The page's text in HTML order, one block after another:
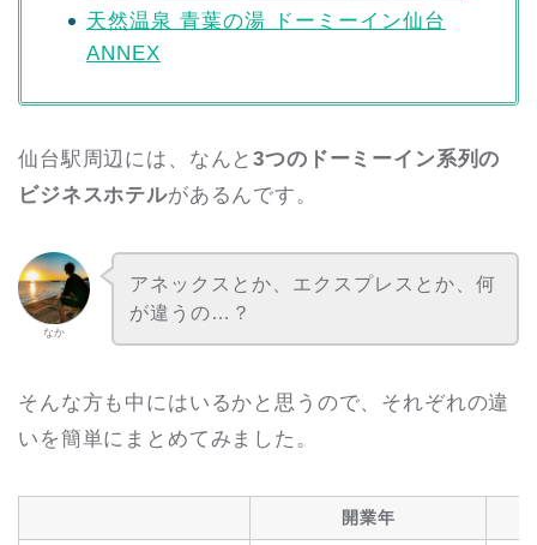
天然温泉 青葉の湯 ドーミーイン仙台
ANNEX
仙台駅周辺には、なんと3つのドーミーイン系列の
ビジネスホテルがあるんです。
なか
アネックスとか、エクスプレスとか、何
が違うの…？
そんな方も中にはいるかと思うので、それぞれの違
いを簡単にまとめてみました。
開業年